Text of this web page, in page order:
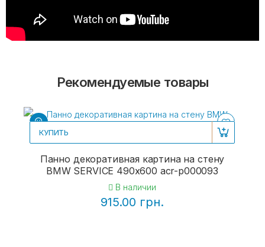
Рекомендуемые товары
КУПИТЬ
Панно декоративная картина на стену
BMW SERVICE 490х600 acr-p000093
В наличии
915.00 грн.